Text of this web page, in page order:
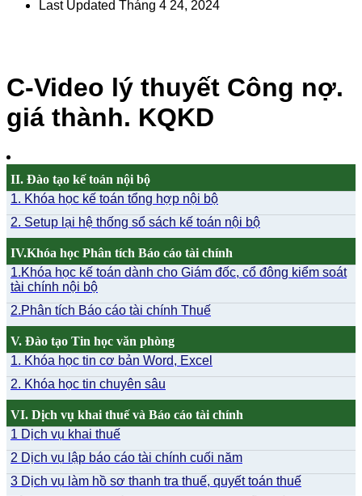
Last Updated Tháng 4 24, 2024
C-Video lý thuyết Công nợ.
giá thành. KQKD
II. Đào tạo kế toán nội bộ
1. Khóa học kế toán tổng hợp nội bộ
2. Setup lại hệ thống sổ sách kế toán nội bộ
IV.Khóa học Phân tích Báo cáo tài chính
1.Khóa học kế toán dành cho Giám đốc, cổ đông kiểm soát
tài chính nội bộ
2.Phân tích Báo cáo tài chính Thuế
V. Đào tạo Tin học văn phòng
1. Khóa học tin cơ bản Word, Excel
2. Khóa học tin chuyên sâu
VI. Dịch vụ khai thuế và Báo cáo tài chính
1 Dịch vụ khai thuế
2 Dịch vụ lập báo cáo tài chính cuối năm
3 Dịch vụ làm hồ sơ thanh tra thuế, quyết toán thuế